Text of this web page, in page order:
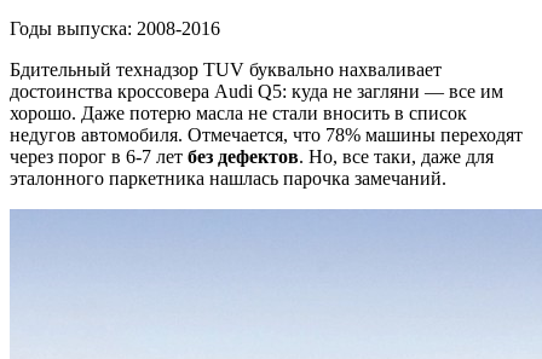
Годы выпуска: 2008-2016
Бдительный технадзор TUV буквально нахваливает
достоинства кроссовера Audi Q5: куда не загляни — все им
хорошо. Даже потерю масла не стали вносить в список
недугов автомобиля. Отмечается, что 78% машины переходят
через порог в 6-7 лет без дефектов. Но, все таки, даже для
эталонного паркетника нашлась парочка замечаний.